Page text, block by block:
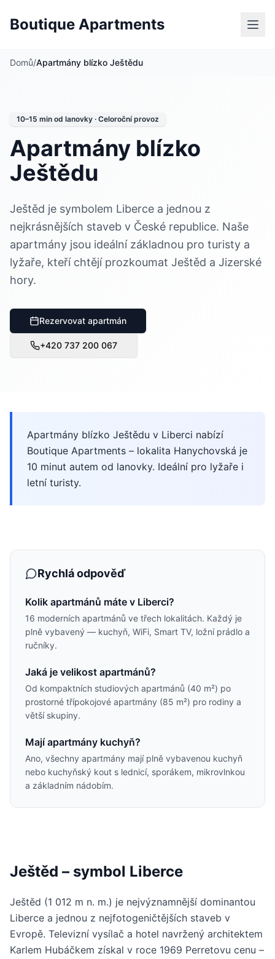
Boutique Apartments
Domů/Apartmány blízko Ještědu
10–15 min od lanovky · Celoroční provoz
Apartmány blízko
Ještědu
Ještěd je symbolem Liberce a jednou z
nejkrásnějších staveb v České republice. Naše
apartmány jsou ideální základnou pro turisty a
lyžaře, kteří chtějí prozkoumat Ještěd a Jizerské
hory.
Rezervovat apartmán
+420 737 200 067
Apartmány blízko Ještědu v Liberci nabízí
Boutique Apartments – lokalita Hanychovská je
10 minut autem od lanovky. Ideální pro lyžaře i
letní turisty.
Rychlá odpověď
Kolik apartmánů máte v Liberci?
16 moderních apartmánů ve třech lokalitách. Každý je
plně vybavený — kuchyň, WiFi, Smart TV, ložní prádlo a
ručníky.
Jaká je velikost apartmánů?
Od kompaktních studiových apartmánů (40 m²) po
prostorné třípokojové apartmány (85 m²) pro rodiny a
větší skupiny.
Mají apartmány kuchyň?
Ano, všechny apartmány mají plně vybavenou kuchyň
nebo kuchyňský kout s lednicí, sporákem, mikrovlnkou
a základním nádobím.
Ještěd – symbol Liberce
Ještěd (1 012 m n. m.) je nejvýznamnější dominantou
Liberce a jednou z nejfotogeničtějších staveb v
Evropě. Televizní vysílač a hotel navržený architektem
Karlem Hubáčkem získal v roce 1969 Perretovu cenu –